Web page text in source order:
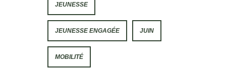
JEUNESSE
JEUNESSE ENGAGÉE JUIN
MOBILITÉ